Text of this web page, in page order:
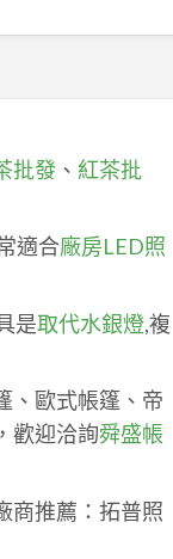
批發、 紅茶批
適合廠房LED照
是取代水銀燈,複
、歐式帳篷、帝
歡迎洽詢舜盛帳
商推薦：拓普照